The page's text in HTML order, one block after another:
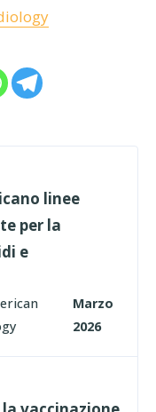
linee
per la
e
Marzo
2026